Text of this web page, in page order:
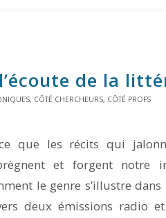
de la
, CÔTÉ CHERCHEURS, CÔTÉ PROFS
que les récits qui
et forgent notre
le genre s’illustre
deux émissions radio